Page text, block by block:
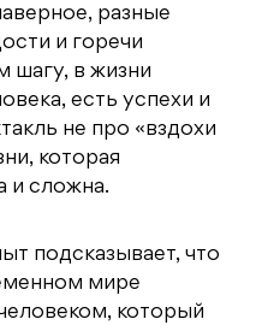
разные
и горечи
шагу, в жизни
есть успехи и
не про «вздохи
которая
и сложна.
подсказывает, что
мире
который